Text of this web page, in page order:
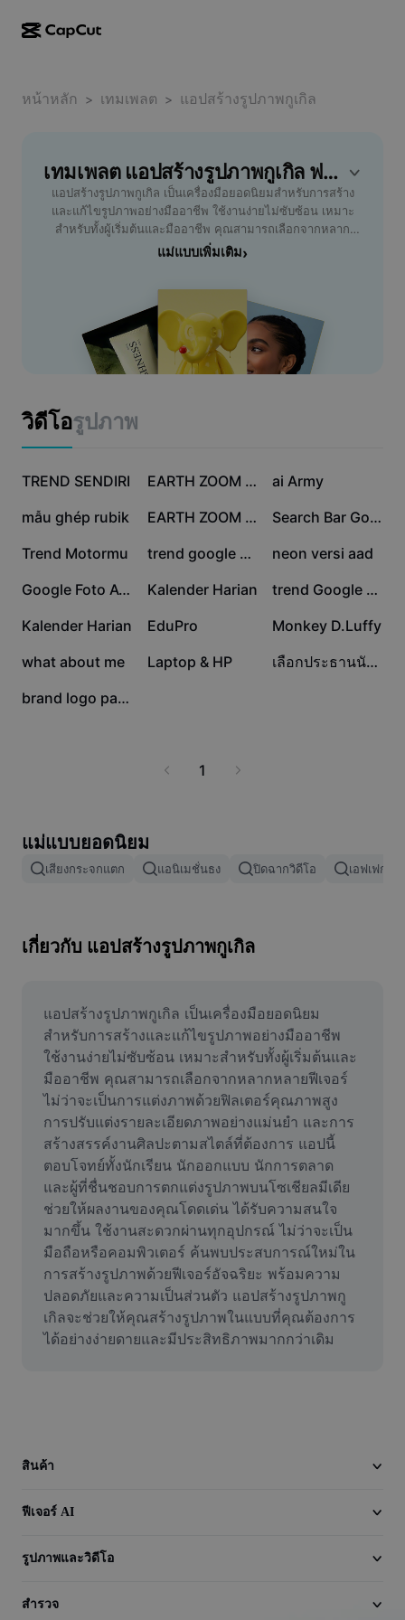
CapCut บนเดสก์ท็อป
CapCut Pad
CapCut บนมือถือ
สตูดิโอวิดีโอ
ตัวสร้างวิดีโอ AI
เครื่องมือสร้างรูปภาพ AI
Dreamina Seedance 2.5
Nano Banana Pro
แม่แบบคำบรรยาย
ผสานรูปภาพ
ปรับขนาดรูปภาพ
เครื่องมือสร้างมีม
AI Text Remover
AI People Remover
AI Inpainting
Face Cutout
วิดีโอ
ลบพื้นหลังวิดีโอ
ปรับปรุงคุณภาพ
เครื่องมือตัดต่อวิดีโอ
เครื่องมือแปลงวิดีโอ
เครื่องมือสร้างและแก้ไขวิดีโอ
เครื่องมือสร้างและแก้ไขรูปภาพ
เครื่องมือสร้างและแก้ไขเสียงพูด
กรณีการใช้งาน
การตลาด
แม่แบบโซเชียลมีเดีย
อื่นๆ
แม่แบบเอฟเฟกต์
แม่แบบธุรกิจ
แม่แบบอุตสาหกรรม
แม่แบบรีแคป
โครงการริเริ่ม
พันธมิตร
โปรแกรมพันธมิตรเพื่อการสร้างสรรค์
โปรแกรม CapCut Creative Campus
ศูนย์ความเชื่อถือ
ศูนย์ช่วยเหลือ
เกี่ยวกับเงื่อนไขการใช้บริการของ CapCut
Dreamina Seedance 2.0 Launch
หน้าหลัก > เทมเพลต > แอปสร้างรูปภาพกูเกิล
เทมเพลต แอปสร้างรูปภาพกูเกิล ฟรี โดย CapCut
แอปสร้างรูปภาพกูเกิล เป็นเครื่องมือยอดนิยมสำหรับการสร้าง
และแก้ไขรูปภาพอย่างมืออาชีพ ใช้งานง่ายไม่ซับซ้อน เหมาะ
สำหรับทั้งผู้เริ่มต้นและมืออาชีพ คุณสามารถเลือกจากหลาก
หลายฟีเจอร์ ไม่ว่าจะเป็นการแต่งภาพด้วยฟิลเตอร์คุณภาพสูง
ออกแบบ นักการตลาด และผู้ที่ชื่นชอบการตกแต่งรูปภาพบนโซ
เชียลมีเดีย ช่วยให้ผลงานของคุณโดดเด่น ได้รับความสนใจมาก
ขึ้น ใช้งานสะดวกผ่านทุกอุปกรณ์ ไม่ว่าจะเป็นมือถือหรือ
คอมพิวเตอร์ ค้นพบประสบการณ์ใหม่ในการสร้างรูปภาพด้วย
ฟีเจอร์อัจฉริยะ พร้อมความปลอดภัยและความเป็นส่วนตัว แอป
ได้อย่างง่ายดายและมีประสิทธิภาพมากกว่าเดิม
แม่แบบเพิ่มเติม›
วิดีโอรูปภาพ
623.8K
TREND SENDIRI 470.6K EARTH ZOOM OUT 158.5K
ai Army
140K
mẫu ghép rubik 117.4K EARTH ZOOM TREND 75.8K Search Bar Google
67.5K
Trend Motormu 61.7K trend google earth 55.2K
neon versi aad
48.3K Google Foto Ayang 24.8K
Kalender Harian 24.5K trend Google earth
16.4K
Kalender Harian 15K
EduPro 11.7K
Monkey D.Luffy
2.5K
what about me 2.3K
Laptop & HP 149 เลือกประธานนักเรียน
4 brand logo part 2
1
แม่แบบยอดนิยม
เสียงกระจกแตก แอนิเมชั่นธง ปิดฉากวิดีโอ เอฟเฟกต์
เกี่ยวกับ แอปสร้างรูปภาพกูเกิล
แอปสร้างรูปภาพกูเกิล เป็นเครื่องมือยอดนิยม
สำหรับการสร้างและแก้ไขรูปภาพอย่างมืออาชีพ
ใช้งานง่ายไม่ซับซ้อน เหมาะสำหรับทั้งผู้เริ่มต้นและ
มืออาชีพ คุณสามารถเลือกจากหลากหลายฟีเจอร์
ไม่ว่าจะเป็นการแต่งภาพด้วยฟิลเตอร์คุณภาพสูง
การปรับแต่งรายละเอียดภาพอย่างแม่นยำ และการ
สร้างสรรค์งานศิลปะตามสไตล์ที่ต้องการ แอปนี้
ตอบโจทย์ทั้งนักเรียน นักออกแบบ นักการตลาด
และผู้ที่ชื่นชอบการตกแต่งรูปภาพบนโซเชียลมีเดีย
ช่วยให้ผลงานของคุณโดดเด่น ได้รับความสนใจ
มากขึ้น ใช้งานสะดวกผ่านทุกอุปกรณ์ ไม่ว่าจะเป็น
มือถือหรือคอมพิวเตอร์ ค้นพบประสบการณ์ใหม่ใน
การสร้างรูปภาพด้วยฟีเจอร์อัจฉริยะ พร้อมความ
ปลอดภัยและความเป็นส่วนตัว แอปสร้างรูปภาพกู
เกิลจะช่วยให้คุณสร้างรูปภาพในแบบที่คุณต้องการ
ได้อย่างง่ายดายและมีประสิทธิภาพมากกว่าเดิม
สินค้า
ฟีเจอร์ AI
รูปภาพและวิดีโอ
สำรวจ